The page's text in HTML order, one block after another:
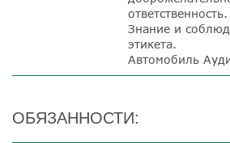
ответственность.
Знание и
этикета.
Автомобиль
ОБЯЗАННОСТИ: